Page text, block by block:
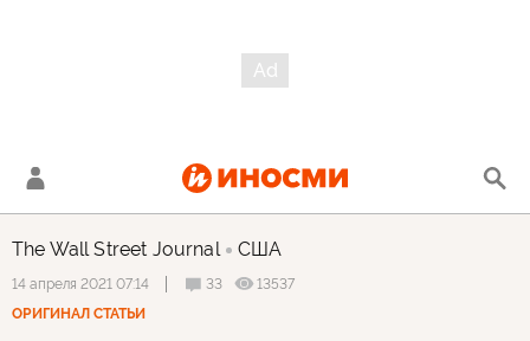
The Wall Street Journal США
14 апреля 2021 07:14 33
13537
ОРИГИНАЛ СТАТЬИ